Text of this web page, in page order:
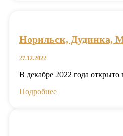
Норильск, Дудинка,
27.12.2022
В декабре 2022 года
Подробнее